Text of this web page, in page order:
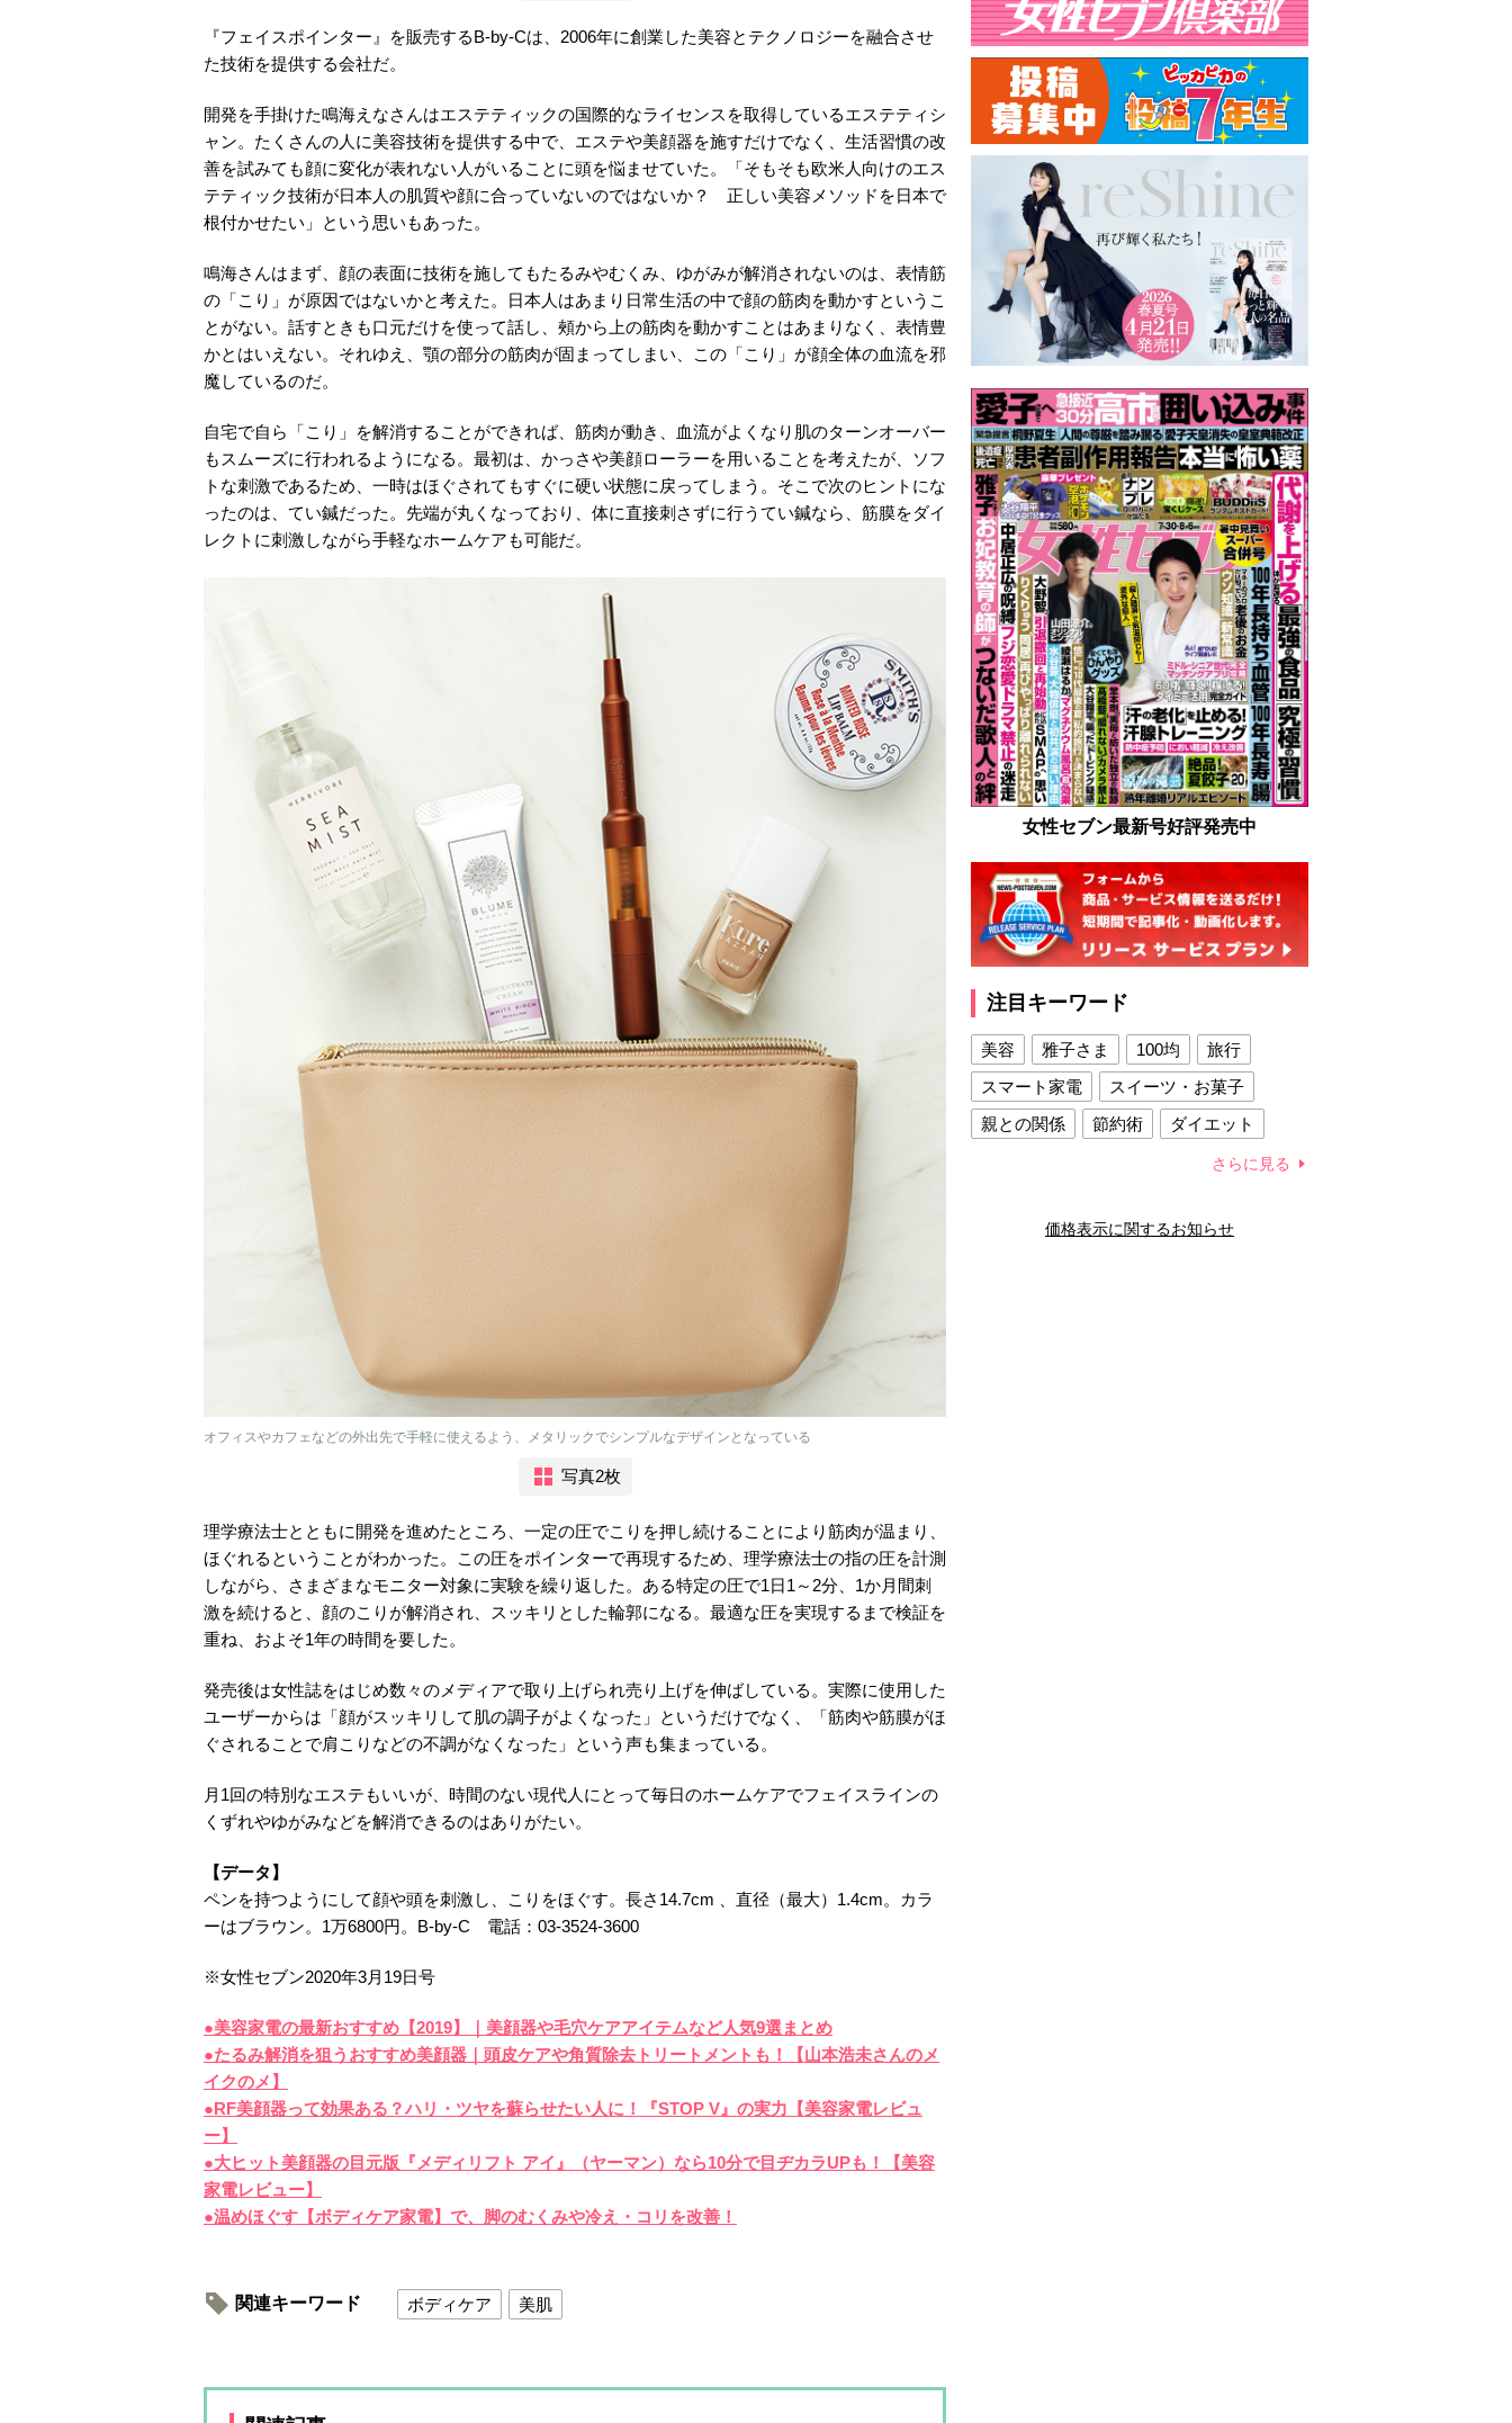
『フェイスポインター』を販売するB-by-Cは、2006年に創業した美容とテクノロジーを融合させ
た技術を提供する会社だ。
開発を手掛けた鳴海えなさんはエステティックの国際的なライセンスを取得しているエステティシ
ャン。たくさんの人に美容技術を提供する中で、エステや美顔器を施すだけでなく、生活習慣の改
善を試みても顔に変化が表れない人がいることに頭を悩ませていた。「そもそも欧米人向けのエス
テティック技術が日本人の肌質や顔に合っていないのではないか？ 正しい美容メソッドを日本で
根付かせたい」という思いもあった。
鳴海さんはまず、顔の表面に技術を施してもたるみやむくみ、ゆがみが解消されないのは、表情筋
の「こり」が原因ではないかと考えた。日本人はあまり日常生活の中で顔の筋肉を動かすというこ
とがない。話すときも口元だけを使って話し、頰から上の筋肉を動かすことはあまりなく、表情豊
かとはいえない。それゆえ、顎の部分の筋肉が固まってしまい、この「こり」が顔全体の血流を邪
魔しているのだ。
自宅で自ら「こり」を解消することができれば、筋肉が動き、血流がよくなり肌のターンオーバー
もスムーズに行われるようになる。最初は、かっさや美顔ローラーを用いることを考えたが、ソフ
トな刺激であるため、一時はほぐされてもすぐに硬い状態に戻ってしまう。そこで次のヒントにな
ったのは、てい鍼だった。先端が丸くなっており、体に直接刺さずに行うてい鍼なら、筋膜をダイ
レクトに刺激しながら手軽なホームケアも可能だ。
オフィスやカフェなどの外出先で手軽に使えるよう、メタリックでシンプルなデザインとなっている
写真2枚
理学療法士とともに開発を進めたところ、一定の圧でこりを押し続けることにより筋肉が温まり、
ほぐれるということがわかった。この圧をポインターで再現するため、理学療法士の指の圧を計測
しながら、さまざまなモニター対象に実験を繰り返した。ある特定の圧で1日1～2分、1か月間刺
激を続けると、顔のこりが解消され、スッキリとした輪郭になる。最適な圧を実現するまで検証を
重ね、およそ1年の時間を要した。
発売後は女性誌をはじめ数々のメディアで取り上げられ売り上げを伸ばしている。実際に使用した
ユーザーからは「顔がスッキリして肌の調子がよくなった」というだけでなく、「筋肉や筋膜がほ
ぐされることで肩こりなどの不調がなくなった」という声も集まっている。
月1回の特別なエステもいいが、時間のない現代人にとって毎日のホームケアでフェイスラインの
くずれやゆがみなどを解消できるのはありがたい。
【データ】
ペンを持つようにして顔や頭を刺激し、こりをほぐす。長さ14.7cm 、直径（最大）1.4cm。カラ
ーはブラウン。1万6800円。B-by-C 電話：03-3524-3600
※女性セブン2020年3月19日号
●美容家電の最新おすすめ【2019】｜美顔器や毛穴ケアアイテムなど人気9選まとめ
●たるみ解消を狙うおすすめ美顔器｜頭皮ケアや角質除去トリートメントも！【山本浩未さんのメ
イクのメ】
●RF美顔器って効果ある？ハリ・ツヤを蘇らせたい人に！『STOP V』の実力【美容家電レビュ
ー】
●大ヒット美顔器の目元版『メディリフト アイ』（ヤーマン）なら10分で目ヂカラUPも！【美容
家電レビュー】
●温めほぐす【ボディケア家電】で、脚のむくみや冷え・コリを改善！
関連キーワード ボディケア 美肌
女性セブン最新号好評発売中
注目キーワード
美容 雅子さま 100均
旅行
スマート家電
スイーツ・お菓子
親との関係
節約術
ダイエット
夫との関係
新津春子 どか食い
さらに見る
価格表示に関するお知らせ